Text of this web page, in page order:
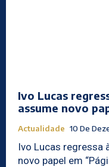
Ivo Lucas
assume novo
Actualidade 10 De
Ivo Lucas regressa
novo papel em